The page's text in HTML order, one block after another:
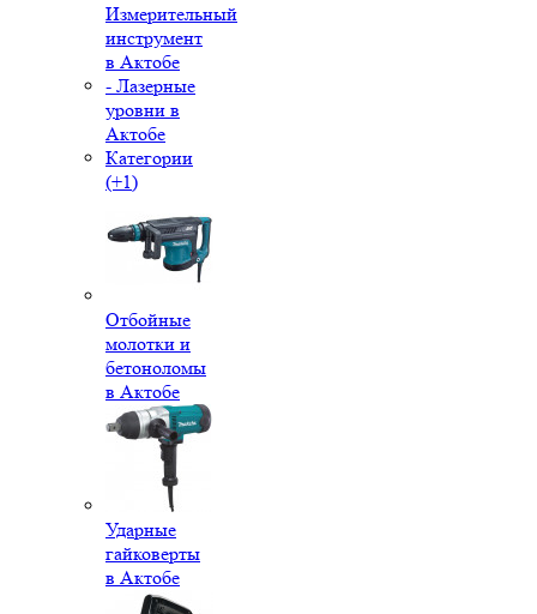
Измерительный
инструмент
в Актобе
- Лазерные
уровни в
Актобе
Категории
(+1)
Отбойные
молотки и
бетоноломы
в Актобе
Ударные
гайковерты
в Актобе